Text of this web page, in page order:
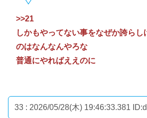
>>21
しかもやってない事をなぜか誇らし
のはなんなんやろな
普通にやればええのに
33 : 2026/05/28(木) 19:46:33.381